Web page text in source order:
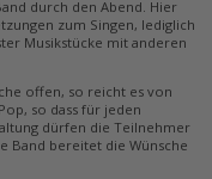
durch den Abend. Hier
zum Singen, lediglich
Musikstücke mit anderen
offen, so reicht es von
so dass für jeden
dürfen die Teilnehmer
Band bereitet die Wünsche